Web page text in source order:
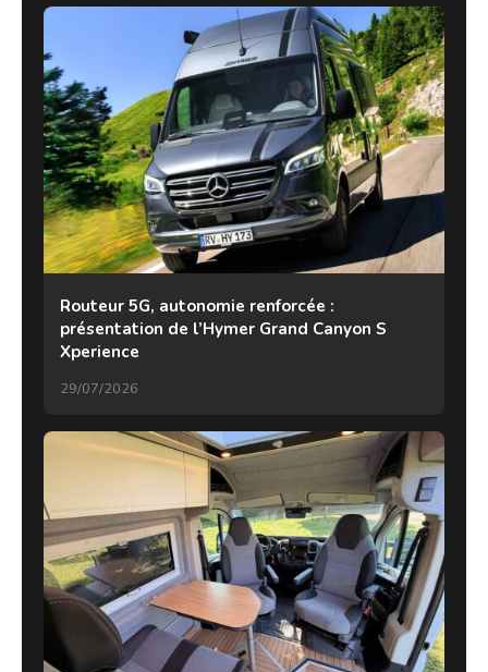
Routeur 5G, autonomie renforcée :
présentation de l’Hymer Grand Canyon S
Xperience
29/07/2026